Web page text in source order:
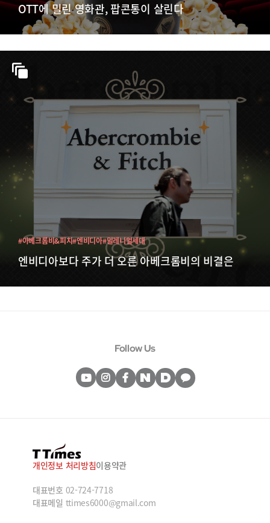
OTT에 밀린 영화관, 팝콘통이 살린다
엔비디아보다 주가 더 오른 아베크롬비의 비결은
#아베크롬비&피치#엔비디아#밀레니얼세대
Follow Us
개인정보 처리방침이용약관
대표번호 02-724-7718
대표메일 ttimes6000@gmail.com